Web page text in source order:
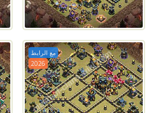
مع الرابط
2026